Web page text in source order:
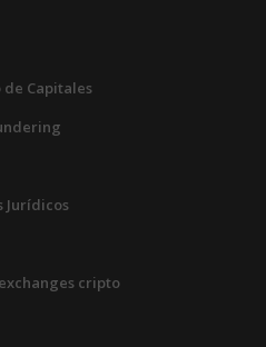
Capitales
Jurídicos
cripto